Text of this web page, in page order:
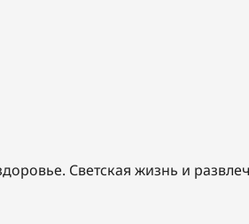
Светская жизнь и